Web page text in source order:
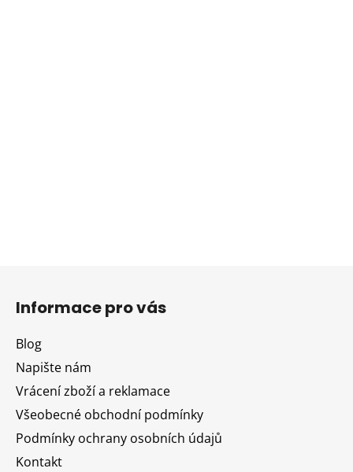
Informace pro vás
Blog
Napište nám
Vrácení zboží a reklamace
Všeobecné obchodní podmínky
Podmínky ochrany osobních údajů
Kontakt